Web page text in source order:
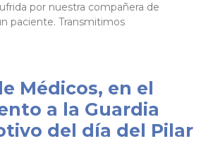
por nuestra compañera de
paciente. Transmitimos
Médicos, en el
a la Guardia
del día del Pilar